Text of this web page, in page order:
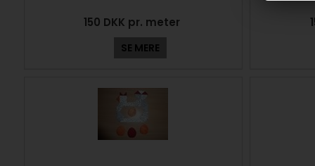
150 DKK pr. meter
SE MERE